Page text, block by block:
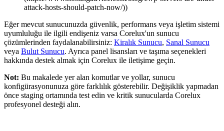
attack-hosts-should-patch-now/))
Eğer mevcut sunucunuzda güvenlik, performans veya işletim sistemi
uyumluluğu ile ilgili endişeniz varsa Corelux'un sunucu
çözümlerinden faydalanabilirsiniz: Kiralık Sunucu, Sanal Sunucu
veya Bulut Sunucu. Ayrıca panel lisansları ve taşıma seçenekleri
hakkında destek almak için Corelux ile iletişime geçin.
Not: Bu makalede yer alan komutlar ve yollar, sunucu
konfigürasyonunuza göre farklılık gösterebilir. Değişiklik yapmadan
önce staging ortamında test edin ve kritik sunucularda Corelux
profesyonel desteği alın.